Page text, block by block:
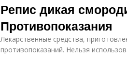
Репис дикая
Противопоказания
Лекарственные средства,
противопоказаний. Нельзя